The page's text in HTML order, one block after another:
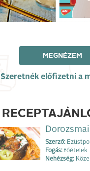
MEGNÉZEM
Szeretnék előfizetni a
Szerző:
Fogás: főételek
Nehézség: